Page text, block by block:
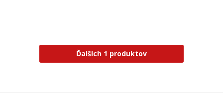
Ďalších 1 produktov